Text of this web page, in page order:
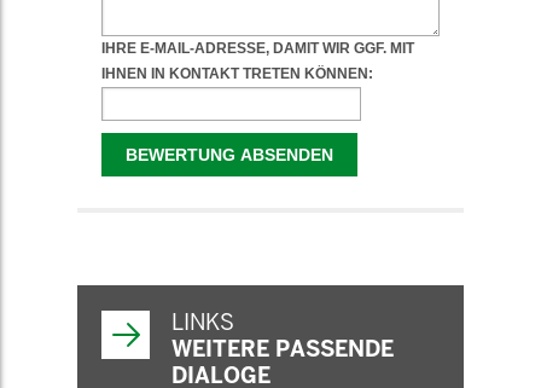
LINKS
WEITERE PASSENDE
DIALOGE